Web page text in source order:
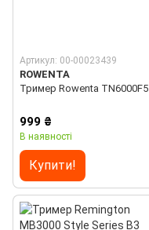
Артикул: 00-00023439
ROWENTA
Тример Rowenta TN6000F5
999 ₴
В наявності
Купити!